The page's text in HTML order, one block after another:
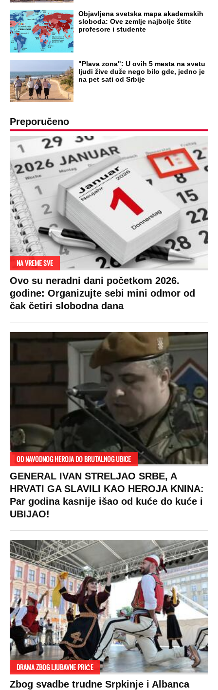
Objavljena svetska mapa akademskih
sloboda: Ove zemlje najbolje štite
profesore i studente
"Plava zona": U ovih 5 mesta na svetu
ljudi žive duže nego bilo gde, jedno je
na pet sati od Srbije
Preporučeno
NA VREME SVE
Ovo su neradni dani početkom 2026.
godine: Organizujte sebi mini odmor od
čak četiri slobodna dana
OD NAVODNOG HEROJA DO BRUTALNOG UBICE
GENERAL IVAN STRELJAO SRBE, A
HRVATI GA SLAVILI KAO HEROJA KNINA:
Par godina kasnije išao od kuće do kuće i
UBIJAO!
DRAMA ZBOG LJUBAVNE PRIČE
Zbog svadbe trudne Srpkinje i Albanca